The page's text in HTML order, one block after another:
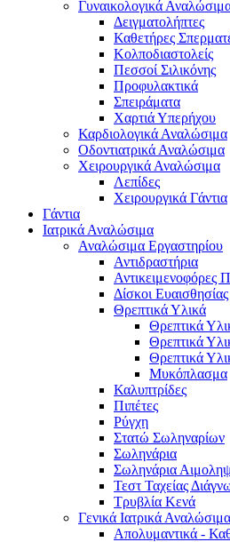
Γυναικολογικά
Δειγματολήπτες
Καθετήρες
Κολποδιαστολείς
Πεσσοί Σιλικόνης
Προφυλακτικά
Σπειράματα
Χαρτιά Υπερήχου
Καρδιολογικά Αναλώσιμα
Οδοντιατρικά Αναλώσιμα
Χειρουργικά Αναλώσιμα
Λεπίδες
Χειρουργικά Γάντια
Γάντια
Ιατρικά Αναλώσιμα
Αναλώσιμα Εργαστηρίου
Αντιδραστήρια
Αντικειμενοφόρες
Δίσκοι Ευαισθησίας
Θρεπτικά Υλικά
Θρεπτικά
Θρεπτικά
Θρεπτικά
Μυκόπλασμα
Καλυπτρίδες
Πιπέτες
Ρύγχη
Στατώ Σωληναρίων
Σωληνάρια
Σωληνάρια
Τεστ Ταχείας
Τρυβλία Κενά
Γενικά Ιατρικά Αναλώσιμα
Απολυμαντικά -